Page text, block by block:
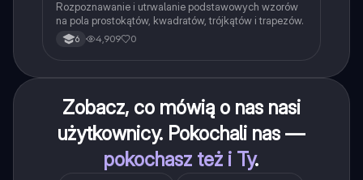
Rozpoznawanie i utrwalanie podstawowych wzorów
na pola prostokątów, kwadratów, trójkątów i trapezów.
6 4,909 0
Zobacz, co mówią o nas nasi
użytkownicy. Pokochali nas —
pokochasz też i Ty.